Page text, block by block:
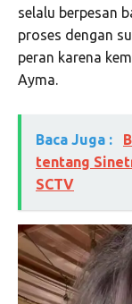
selalu berpesan
proses dengan
peran karena
Ayma.
Baca Juga :
tentang
SCTV